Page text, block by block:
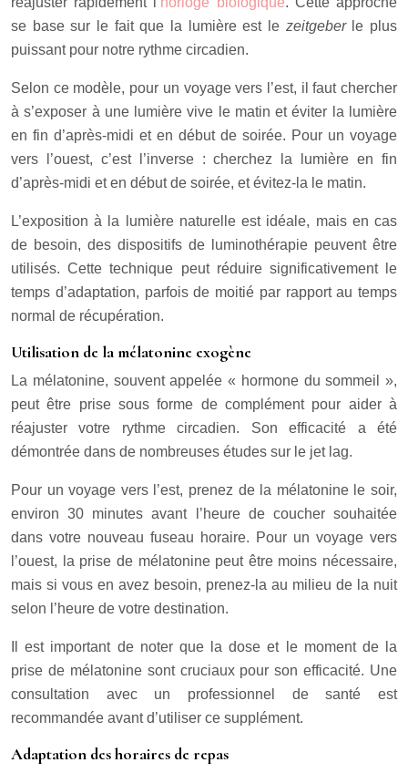
se base sur le fait que la lumière est le zeitgeber le plus
puissant pour notre rythme circadien.
Selon ce modèle, pour un voyage vers l’est, il faut chercher
à s’exposer à une lumière vive le matin et éviter la lumière
en fin d’après-midi et en début de soirée. Pour un voyage
vers l’ouest, c’est l’inverse : cherchez la lumière en fin
d’après-midi et en début de soirée, et évitez-la le matin.
L’exposition à la lumière naturelle est idéale, mais en cas
de besoin, des dispositifs de luminothérapie peuvent être
utilisés. Cette technique peut réduire significativement le
temps d’adaptation, parfois de moitié par rapport au temps
normal de récupération.
Utilisation de la mélatonine exogène
La mélatonine, souvent appelée « hormone du sommeil »,
peut être prise sous forme de complément pour aider à
réajuster votre rythme circadien. Son efficacité a été
démontrée dans de nombreuses études sur le jet lag.
Pour un voyage vers l’est, prenez de la mélatonine le soir,
environ 30 minutes avant l’heure de coucher souhaitée
dans votre nouveau fuseau horaire. Pour un voyage vers
l’ouest, la prise de mélatonine peut être moins nécessaire,
mais si vous en avez besoin, prenez-la au milieu de la nuit
selon l’heure de votre destination.
Il est important de noter que la dose et le moment de la
prise de mélatonine sont cruciaux pour son efficacité. Une
consultation avec un professionnel de santé est
recommandée avant d’utiliser ce supplément.
Adaptation des horaires de repas